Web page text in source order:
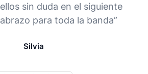
sin duda en el siguiente
para toda la banda”
Silvia